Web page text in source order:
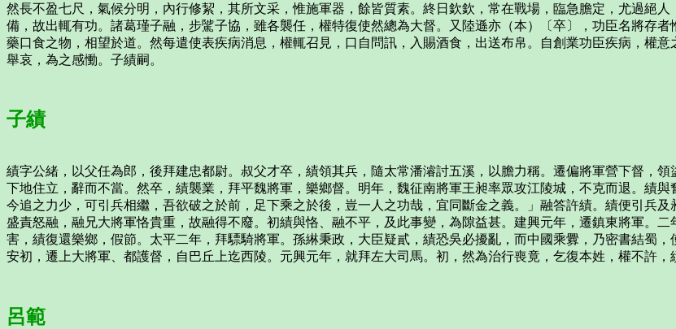
然長不盈七尺，氣候分明，內行修絜，其所文采，惟施軍器，餘皆質素。終日欽欽，常在戰場，臨急膽定，尤過絕
備，故出輒有功。諸葛瑾子融，步騭子協，雖各襲任，權特復使然總為大督。又陸遜亦（本）〔卒〕，功臣名將存
藥口食之物，相望於道。然每遣使表疾病消息，權輒召見，口自問訊，入賜酒食，出送布帛。自創業功臣疾病，權
舉哀，為之感慟。子績嗣。
子績
績字公緒，以父任為郎，後拜建忠都尉。叔父才卒，績領其兵，隨太常潘濬討五溪，以膽力稱。遷偏將軍營下督，
下地住立，辭而不當。然卒，績襲業，拜平魏將軍，樂鄉督。明年，魏征南將軍王昶率眾攻江陵城，不克而退。績
今追之力少，可引兵相繼，吾欲破之於前，足下乘之於後，豈一人之功哉，宜同斷金之義。」融答許績。績便引兵
盛責怒融，融兄大將軍恪貴重，故融得不廢。初績與恪、融不平，及此事變，為隙益甚。建興元年，遷鎮東將軍。
害，績復還樂鄉，假節。太平二年，拜驃騎將軍。孫綝秉政，大臣疑貳，績恐吳必擾亂，而中國乘釁，乃密書結蜀
安初，遷上大將軍、都護督，自巴丘上迄西陵。元興元年，就拜左大司馬。初，然為治行喪竟，乞復本姓，權不許，
呂範